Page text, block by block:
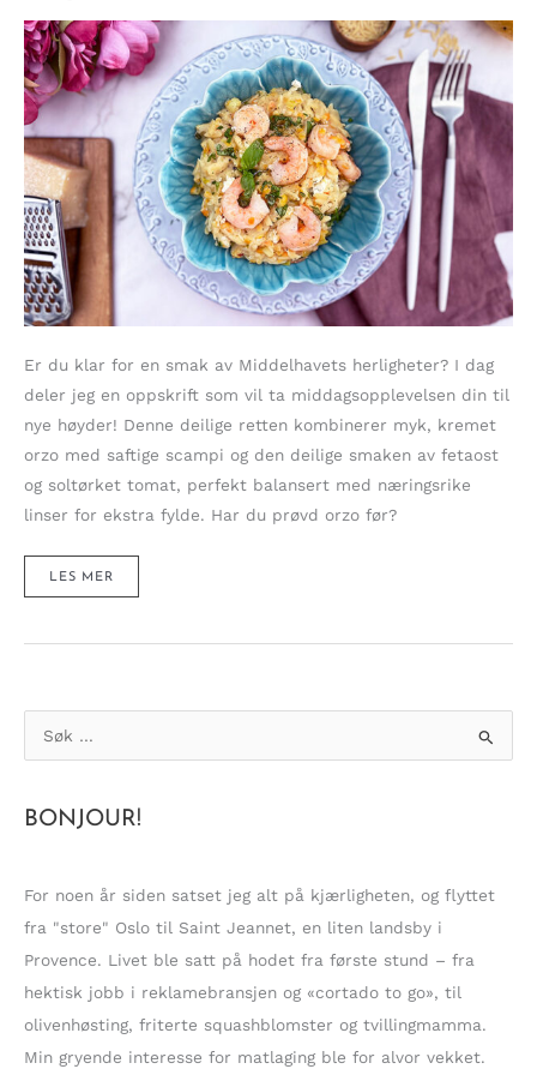
Er du klar for en smak av Middelhavets herligheter? I dag
deler jeg en oppskrift som vil ta middagsopplevelsen din til
nye høyder! Denne deilige retten kombinerer myk, kremet
orzo med saftige scampi og den deilige smaken av fetaost
og soltørket tomat, perfekt balansert med næringsrike
linser for ekstra fylde. Har du prøvd orzo før?
KREMET
MED
TOMAT
LES MER
ø
e
t
e
r
:
BONJOUR!
For noen år siden satset jeg alt på kjærligheten, og flyttet
fra "store" Oslo til Saint Jeannet, en liten landsby i
Provence. Livet ble satt på hodet fra første stund – fra
hektisk jobb i reklamebransjen og «cortado to go», til
olivenhøsting, friterte squashblomster og tvillingmamma.
Min gryende interesse for matlaging ble for alvor vekket.